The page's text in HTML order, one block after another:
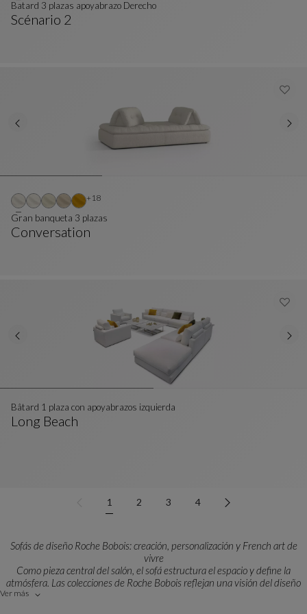
Scénario 2
Batard 3 plazas apoyabrazo Derecho
Conversation
Gran banqueta 3 plazas
+18Otros colores : 18 colores disponibles
Long Beach
Bâtard 1 plaza con apoyabrazos izquierda
1 2 3 4
Sofás de diseño Roche Bobois: creación, personalización y French art de
vivre
Como pieza central del salón, el sofá estructura el espacio y define la
atmósfera. Las colecciones de Roche Bobois reflejan una visión del diseño
para vivir, donde conviven la audacia creativa y la elegancia contemporánea.
Ver más